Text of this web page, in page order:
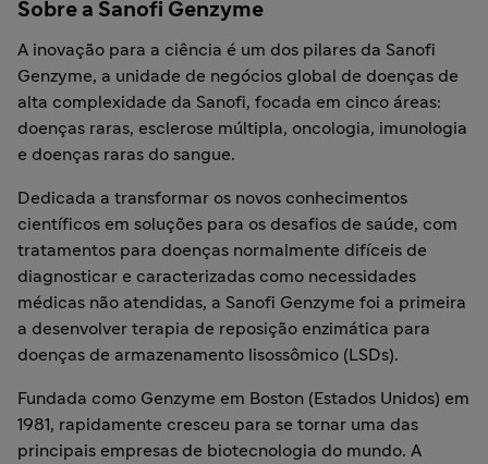
Sobre a Sanofi Genzyme
A inovação para a ciência é um dos pilares da Sanofi
Genzyme, a unidade de negócios global de doenças de
alta complexidade da Sanofi, focada em cinco áreas:
doenças raras, esclerose múltipla, oncologia, imunologia
e doenças raras do sangue.
Dedicada a transformar os novos conhecimentos
científicos em soluções para os desafios de saúde, com
tratamentos para doenças normalmente difíceis de
diagnosticar e caracterizadas como necessidades
médicas não atendidas, a Sanofi Genzyme foi a primeira
a desenvolver terapia de reposição enzimática para
doenças de armazenamento lisossômico (LSDs).
Fundada como Genzyme em Boston (Estados Unidos) em
1981, rapidamente cresceu para se tornar uma das
principais empresas de biotecnologia do mundo. A